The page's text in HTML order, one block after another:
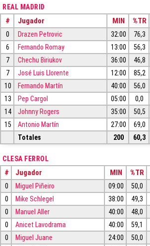
REAL MADRID
# Jugador MIN %TR
0 Drazen Petrovic 32:00 76,3
6
Fernando Romay 13:00 56,3
7
Chechu Biriukov 36:00 46,8
7
José Luis Llorente 12:00 85,2
10
Fernando Martín 40:00 56,0
13
Pep Cargol 05:00 0,0
14
Johnny Rogers 35:00 50,5
15
Antonio Martín 27:00 69,0
Totales
200 60,3
CLESA FERROL
# Jugador MIN %TR
0 Miguel Piñeiro 09:00 50,0
0
Mike Schlegel 38:00 49,3
0
Manuel Aller 40:00 48,0
0
Anicet Lavodrama 40:00 59,1
0
Miguel Juane 24:00 50,0